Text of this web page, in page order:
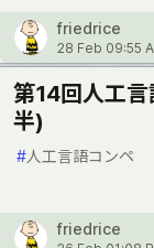
friedrice
28 Feb 09:55
第14回人工
半)
#人工言語コンペ
friedrice